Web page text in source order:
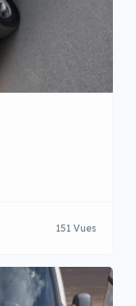
151 Vues